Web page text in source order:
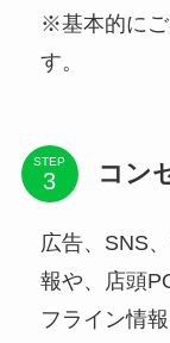
※基本的にご
す。
STEP コン
広告、SNS
報や、店頭
フライン情